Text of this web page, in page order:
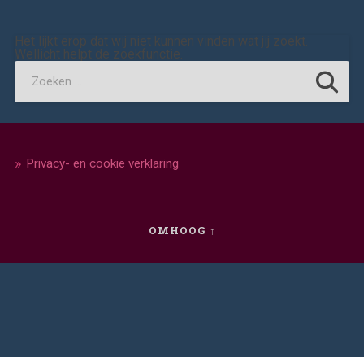
Het lijkt erop dat wij niet kunnen vinden wat jij zoekt.
Wellicht helpt de zoekfunctie.
Privacy- en cookie verklaring
OMHOOG ↑